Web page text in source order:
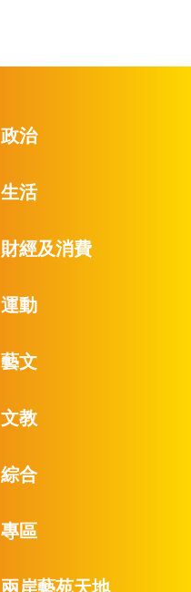
政治
生活
財經及消費
運動
藝文
文教
綜合
專區
兩岸藝苑天地